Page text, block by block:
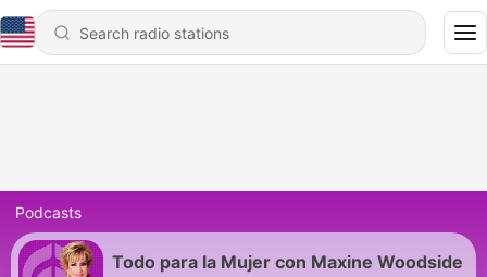
Podcasts
Todo para la Mujer con Maxine Woodside